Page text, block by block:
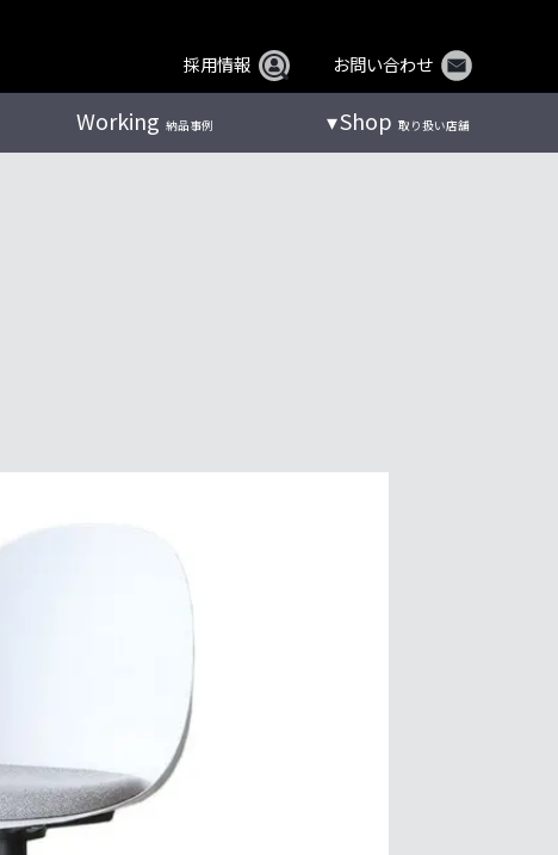
採用情報 お問い合わせ
Working 納品事例 Shop 取り扱い店舗